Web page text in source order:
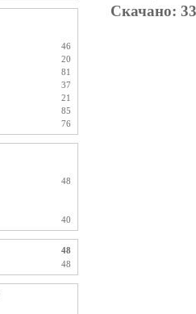
46
20
81
37
21
85
76
48
40
48
48
Скачано: